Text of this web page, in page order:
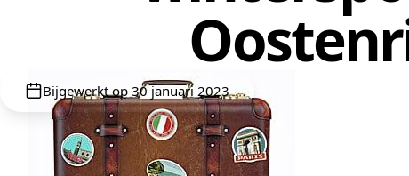
Bijgewerkt op 30 januari 2023